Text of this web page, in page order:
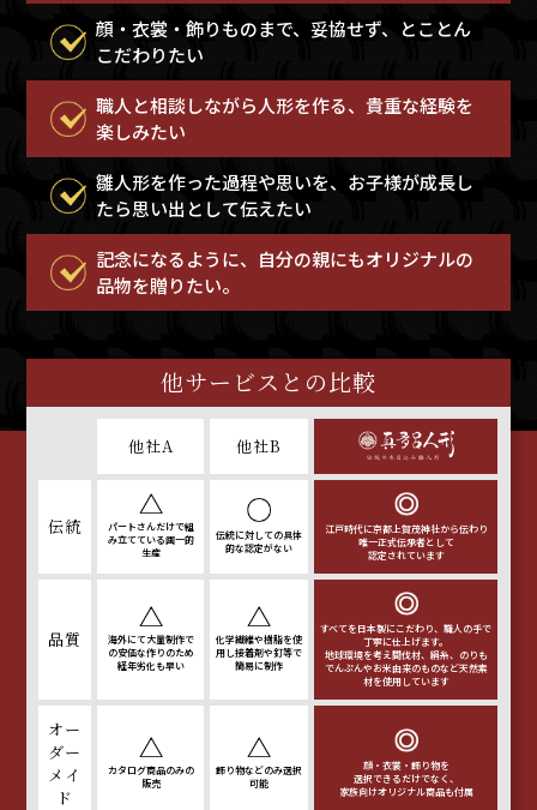
顔・衣裳・飾りものまで、妥協せず、とことん
こだわりたい
職人と相談しながら人形を作る、貴重な経験を
楽しみたい
雛人形を作った過程や思いを、お子様が成長し
たら思い出として伝えたい
記念になるように、自分の親にもオリジナルの
品物を贈りたい。
他サービスとの比較
他社A 他社B
伝統 パートさんだけで組
み立てている画一的
生産
伝統に対しての具体
的な認定がない
江戸時代に京都上賀茂神社から伝わり
唯一正式伝承者として
認定されています
品質
海外にて大量制作で
の安価な作りのため
経年劣化も早い
化学繊維や樹脂を使
用し接着剤や釘等で
簡易に制作
すべてを日本製にこだわり、職人の手で
丁寧に仕上げます。
地球環境を考え間伐材、絹糸、
のりも
でんぷんやお米由来のものなど天然素
材を使用しています
オー
ダー
メイ
ド
カタログ商品のみの
販売
飾り物などのみ選択
可能
顔・衣裳・飾り物を
選択できるだけでなく、
家族向けオリジナル商品も付属